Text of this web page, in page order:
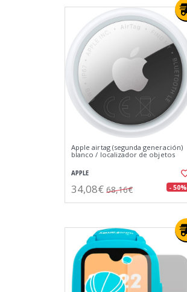
Apple airtag (segunda generación)
blanco / localizador de objetos
APPLE
34,08€ 68,16€ - 50%